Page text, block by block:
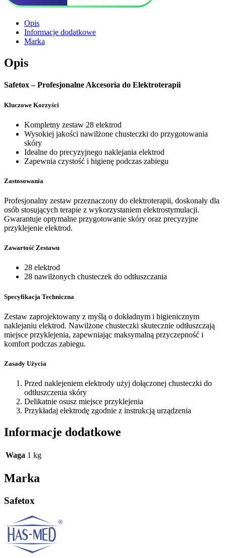
Opis
Informacje dodatkowe
Marka
Opis
Safetox – Profesjonalne Akcesoria do Elektroterapii
Kluczowe Korzyści
Kompletny zestaw 28 elektrod
Wysokiej jakości nawilżone chusteczki do przygotowania
skóry
Idealne do precyzyjnego naklejania elektrod
Zapewnia czystość i higienę podczas zabiegu
Zastosowania
Profesjonalny zestaw przeznaczony do elektroterapii, doskonały dla
osób stosujących terapie z wykorzystaniem elektrostymulacji.
Gwarantuje optymalne przygotowanie skóry oraz precyzyjne
przyklejenie elektrod.
Zawartość Zestawu
28 elektrod
28 nawilżonych chusteczek do odtłuszczania
Specyfikacja Techniczna
Zestaw zaprojektowany z myślą o dokładnym i higienicznym
naklejaniu elektrod. Nawilżone chusteczki skutecznie odtłuszczają
miejsce przyklejenia, zapewniając maksymalną przyczepność i
komfort podczas zabiegu.
Zasady Użycia
Przed naklejeniem elektrody użyj dołączonej chusteczki do
odtłuszczenia skóry
Delikatnie osusz miejsce przyklejenia
Przykładaj elektrodę zgodnie z instrukcją urządzenia
Informacje dodatkowe
Waga 1 kg
Marka
Safetox